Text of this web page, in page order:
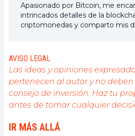
Apasionado por Bitcoin, me
intrincados detalles de la
criptomonedas y comparto mis
garantizadas para todos, y creo
Bitcoin es la herramienta que
posible.
AVISO LEGAL
Las ideas y opiniones
pertenecen al autor y no
consejo de inversión. Haz tu
antes de tomar cualquier
IR MÁS ALLÁ